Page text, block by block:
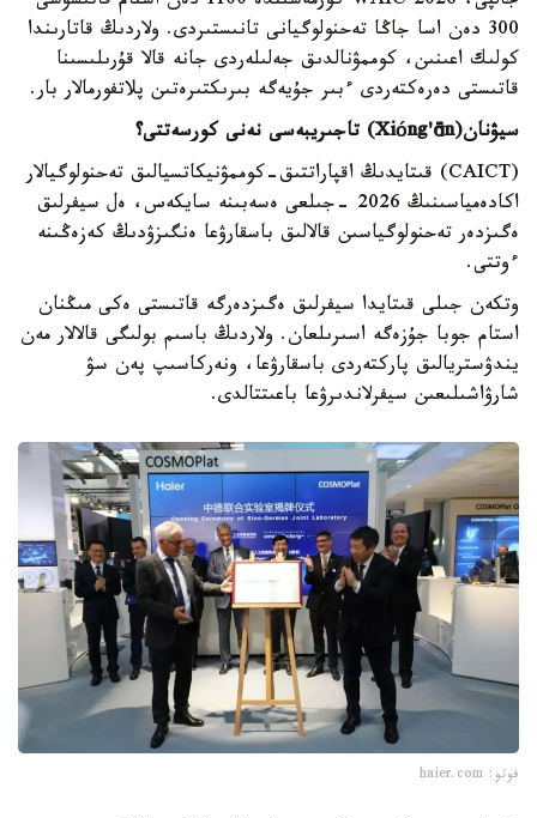
300 دەن اسا جاڭا تەحنولوگيانى تانىستىردى. ولاردىڭ قاتارىندا
كولىك اعىنىن، كوممۋنالدىق جەلىلەردى جانە قالا قۇرىلىسىنا
قاتىستى دەرەكتەردى ءبىر جۇيەگە بىرىكتىرەتىن پلاتفورمالار بار.
سيۋنان(
Xióng'ān
) تاجىريبەسى نەنى كورسەتتى؟
(CAICT) قىتايدىڭ اقپاراتتىق-كوممۋنيكاتسيالىق تەحنولوگيالار
اكادەمياسىنىڭ 2026 -جىلعى ەسەبىنە سايكەس، ەل سيفرلىق
ەگىزدەر تەحنولوگياسىن قالالىق باسقارۋعا ەنگىزۋدىڭ كەزەڭىنە
ءوتتى.
وتكەن جىلى قىتايدا سيفرلىق ەگىزدەرگە قاتىستى ەكى مىڭنان
استام جوبا جۇزەگە اسىرىلعان. ولاردىڭ باسىم بولىگى قالالار مەن
يندۋستريالىق پاركتەردى باسقارۋعا، ونەركاسىپ پەن سۋ
شارۋاشىلىعىن سيفرلاندىرۋعا باعىتتالدى.
فوتو: haier.com